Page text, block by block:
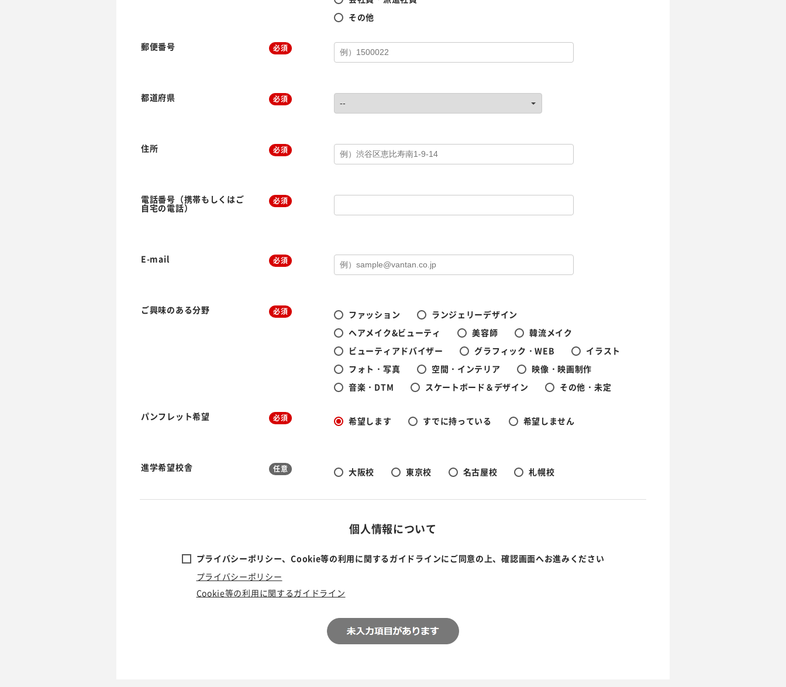
その他
郵便番号 必須
都道府県 必須
住所 必須
電話番号（携帯もしくはご
自宅の電話）
必須
E-mail 必須
ご興味のある分野 必須 ファッション
ランジェリーデザイン
ヘアメイク&ビューティ
美容師
韓流メイク
ビューティアドバイザー
グラフィック・WEB
イラスト
フォト・写真
空間・インテリア
映像・映画制作
音楽・DTM
スケートボード＆デザイン その他・未定
パンフレット希望 必須 希望します すでに持っている 希望しません
進学希望校舎 任意 大阪校 東京校 名古屋校 札幌校
個人情報について
プライバシーポリシー、Cookie等の利用に関するガイドラインにご同意の上、確認画面へお進みください
プライバシーポリシー
Cookie等の利用に関するガイドライン